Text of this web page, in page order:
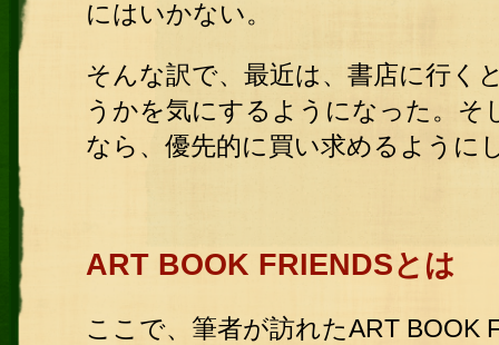
にはいかない。
そんな訳で、最近は、書店に行く
うかを気にするようになった。
なら、優先的に買い求めるように
ART BOOK FRIENDSとは
ここで、筆者が訪れたART BOOK